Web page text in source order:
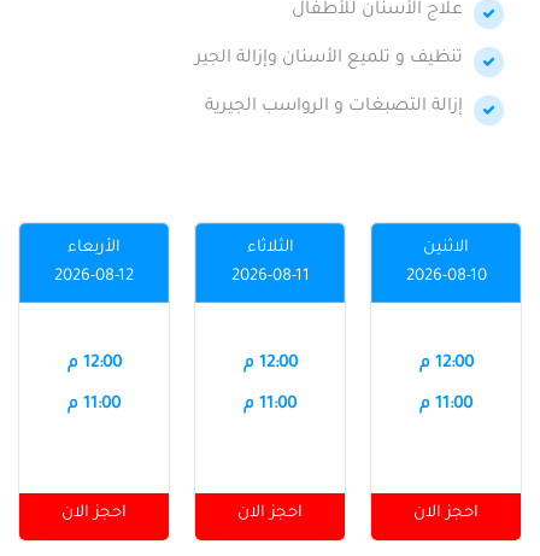
علاج الأسنان للأطفال
تنظيف و تلميع الأسنان وإزالة الجير
إزالة التصبغات و الرواسب الجيرية
الاثنين
2026-08-10
12:00 م
11:00 م
احجز الان
الثلاثاء
2026-08-11
12:00 م
11:00 م
احجز الان
الأربعاء
2026-08-12
12:00 م
11:00 م
احجز الان